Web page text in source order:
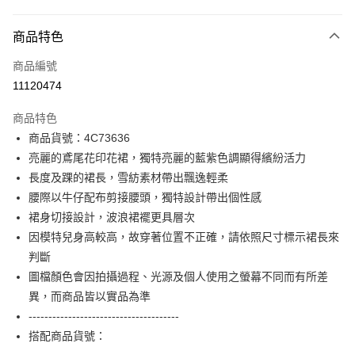
信用卡一次付款
信用卡分期付款
合作金庫商業銀行
華南商業銀行
上海商業儲蓄銀行
台北富邦商業銀行
國泰世華商業銀行
兆豐國際商業銀行
臺灣中小企業銀行
台中商業銀行
匯豐（台灣）商業銀行
聯邦商業銀行
遠東國際商業銀行
元大商業銀行
永豐商業銀行
玉山商業銀行
台新國際商業銀行
中國信託商業銀行
台灣樂天信用卡公司
LINE Pay
Apple Pay
街口支付
AFTEE先享後付
相關說明
【關於「AFTEE先享後付」】
AFTEE先享後付是「在收到商品之後才付款」的支付方式。 讓您購物簡單
便利好安心！
１．簡單：不需註冊會員、不需綁卡、不需儲值。
２．便利：只要手機號碼，簡訊認證，即可結帳。
付款後全家FamilyMart取貨
商品特色
商品編號
11120474
商品特色
商品貨號：4C73636
亮麗的鳶尾花印花裙，獨特亮麗的藍紫色調顯得繽紛活力
長度及踝的裙長，雪紡素材帶出飄逸輕柔
腰際以牛仔配布剪接腰頭，獨特設計帶出個性感
裙身切接設計，波浪裙襬更具層次
因模特兒身高較高，故穿著位置不正確，請依照尺寸標示裙長來
判斷
圖檔顏色會因拍攝過程、光源及個人使用之螢幕不同而有所差
異，而商品皆以實品為準
--------------------------------------
搭配商品貨號：